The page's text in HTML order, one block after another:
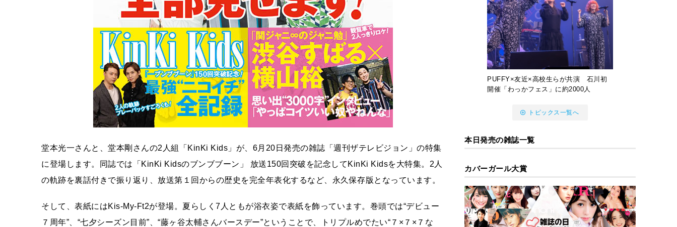
堂本光一さんと、堂本剛さんの2人組「KinKi Kids」が、6月20日発売の雑誌「週刊ザテレビジョン」の特集
に登場します。同誌では「KinKi Kidsのブンブブーン」 放送150回突破を記念してKinKi Kidsを大特集。2人
の軌跡を裏話付きで振り返り、放送第１回からの歴史を完全年表化するなど、永久保存版となっています。
そして、表紙にはKis-My-Ft2が登場。夏らしく7人ともが浴衣姿で表紙を飾っています。巻頭では“デビュー
７周年”、“七夕シーズン目前”、“藤ヶ谷太輔さんバースデー”ということで、トリプルめでたい“７×７×７な
PUFFY×友近×高校生らが共演 石川初
開催「わっかフェス」に約2000人
トピックス一覧へ
本日発売の雑誌一覧
カバーガール大賞